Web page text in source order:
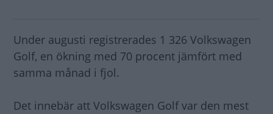
Under augusti registrerades 1 326 Volkswagen
Golf, en ökning med 70 procent jämfört med
samma månad i fjol.
Det innebär att Volkswagen Golf var den mest